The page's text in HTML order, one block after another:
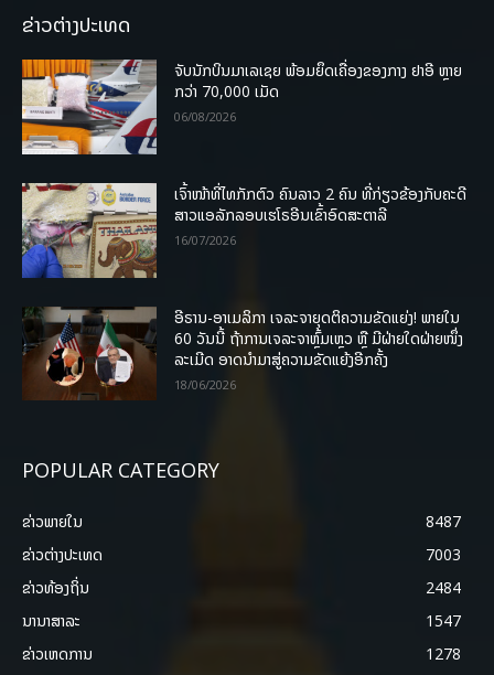
ຂ່າວຕ່າງປະເທດ
ຈັບນັກບິນມາເລເຊຍ ພ້ອມຍຶດເຄື່ອງຂອງກາງ ຢາອີ ຫຼາຍ
ກວ່າ 70,000 ເມັດ
06/08/2026
ເຈົ້າໜ້າທີ່ໄທກັກຕົວ ຄົນລາວ 2 ຄົນ ທີ່ກ່ຽວຂ້ອງກັບຄະດີ
ສາວແອລັກລອບເຮໂຣອີນເຂົ້າອົດສະຕາລີ
16/07/2026
ອີຣານ-ອາເມລິກາ ເຈລະຈາຍຸດຕິຄວາມຂັດແຍ່ງ! ພາຍໃນ
60 ວັນນີ້ ຖ້າການເຈລະຈາຫຼົ້ມເຫຼວ ຫຼື ມີຝ່າຍໃດຝ່າຍໜຶ່ງ
ລະເມີດ ອາດນໍາມາສູ່ຄວາມຂັດແຍ້ງອີກຄັ້ງ
18/06/2026
POPULAR CATEGORY
ຂ່າວພາຍ​ໃນ
8487
ຂ່າວຕ່າງປະເທດ
7003
ຂ່າວທ້ອງຖິ່ນ
2484
ນານາສາລະ
1547
ຂ່າວເຫດການ
1278